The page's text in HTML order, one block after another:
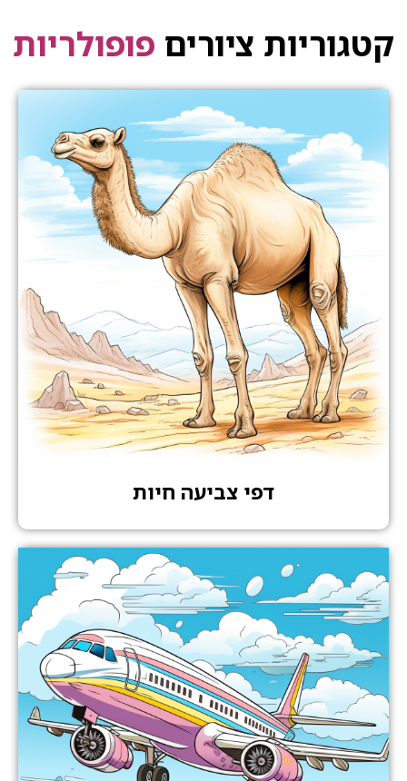
קטגוריות ציורים פופולריות
דפי צביעה חיות